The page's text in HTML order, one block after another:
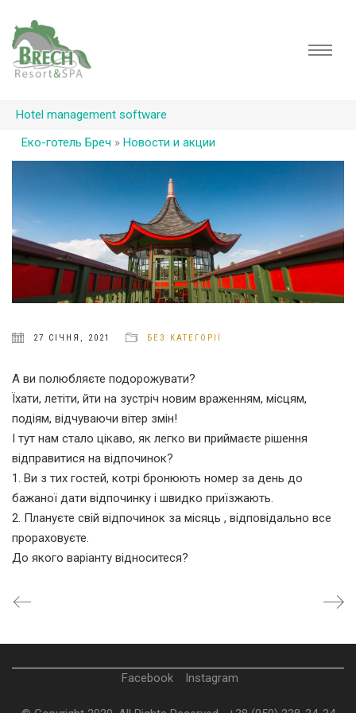
Hotel management software
Еко-готель Бреч » Новости и акции
27 СІЧНЯ, 2021 БЕЗ КАТЕГОРІЇ
А ви полюбляєте подорожувати?
Їхати, летіти, йти на зустріч новим враженням, місцям,
подіям, відчуваючи вітер змін!
І тут нам стало цікаво, як легко ви приймаєте рішення
відправитися на відпочинок?
1. Ви з тих гостей, котрі бронюють номер за день до
бажаної дати відпочинку і швидко приїзжають.
2. Плануєте свій відпочинок за місяць , відповідально все
прораховуєте.
До якого варіанту відноситеся?
Facebook Instagram